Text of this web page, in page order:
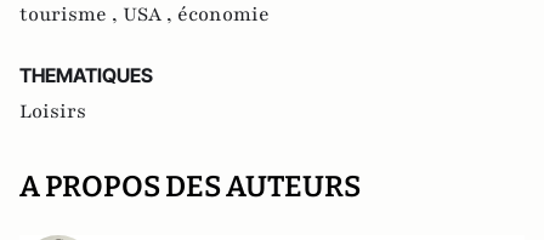
tourisme , USA , économie
THEMATIQUES
Loisirs
A PROPOS DES AUTEURS